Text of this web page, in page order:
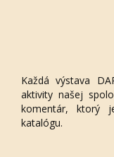
Každá výstava
aktivity našej
komentár, ktorý
katalógu.